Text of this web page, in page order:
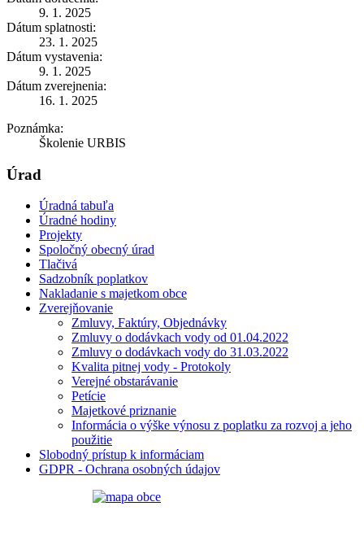
9. 1. 2025
Dátum splatnosti:
23. 1. 2025
Dátum vystavenia:
9. 1. 2025
Dátum zverejnenia:
16. 1. 2025
Poznámka:
Školenie URBIS
Úrad
Úradná tabuľa
Úradné hodiny
Projekty
Spoločný obecný úrad
Tlačivá
Sadzobník poplatkov
Nakladanie s majetkom obce
Zverejňovanie
Zmluvy, Faktúry, Objednávky
Zmluvy o dodávkach vody od 01.04.2022
Zmluvy o dodávkach vody do 31.03.2022
Kvalita pitnej vody - Protokoly
Verejné obstarávanie
Petície
Majetkové priznanie
Informácia o výške výnosu z poplatku za rozvoj a jeho
použitie
Slobodný prístup k informáciam
GDPR - Ochrana osobných údajov